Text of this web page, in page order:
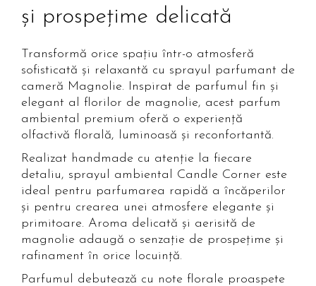
și prospețime delicată
Transformă orice spațiu într-o atmosferă
sofisticată și relaxantă cu sprayul parfumant de
cameră Magnolie. Inspirat de parfumul fin și
elegant al florilor de magnolie, acest parfum
ambiental premium oferă o experiență
olfactivă florală, luminoasă și reconfortantă.
Realizat handmade cu atenție la fiecare
detaliu, sprayul ambiental Candle Corner este
ideal pentru parfumarea rapidă a încăperilor
și pentru crearea unei atmosfere elegante și
primitoare. Aroma delicată și aerisită de
magnolie adaugă o senzație de prospețime și
rafinament în orice locuință.
Parfumul debutează cu note florale proaspete